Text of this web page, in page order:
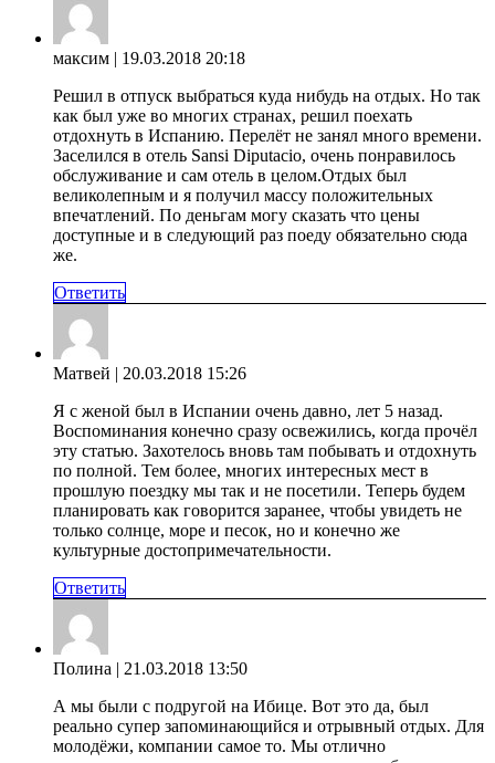
максим
| 19.03.2018 20:18
Решил в отпуск выбраться куда нибудь на отдых. Но так
как был уже во многих странах, решил поехать
отдохнуть в Испанию. Перелёт не занял много времени.
Заселился в отель Sansi Diputacio, очень понравилось
обслуживание и сам отель в целом.Отдых был
великолепным и я получил массу положительных
впечатлений. По деньгам могу сказать что цены
доступные и в следующий раз поеду обязательно сюда
же.
Ответить
Матвей
| 20.03.2018 15:26
Я с женой был в Испании очень давно, лет 5 назад.
Воспоминания конечно сразу освежились, когда прочёл
эту статью. Захотелось вновь там побывать и отдохнуть
по полной. Тем более, многих интересных мест в
прошлую поездку мы так и не посетили. Теперь будем
планировать как говорится заранее, чтобы увидеть не
только солнце, море и песок, но и конечно же
культурные достопримечательности.
Ответить
Полина
| 21.03.2018 13:50
А мы были с подругой на Ибице. Вот это да, был
реально супер запоминающийся и отрывный отдых. Для
молодёжи, компании самое то. Мы отлично